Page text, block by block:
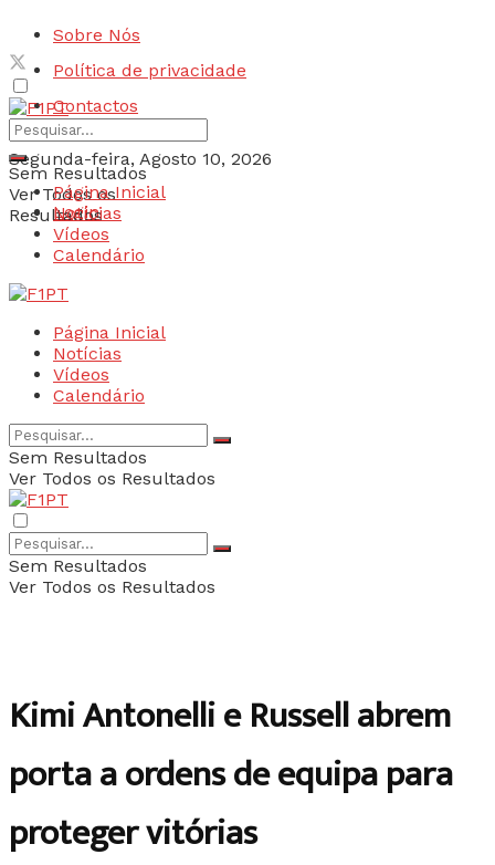
Sobre Nós
Política de privacidade
Contactos
Segunda-feira, Agosto 10, 2026
Login
Sem Resultados
Ver Todos os
Resultados
Página Inicial
Notícias
Vídeos
Calendário
Página Inicial
Notícias
Vídeos
Calendário
Sem Resultados
Ver Todos os Resultados
Sem Resultados
Ver Todos os Resultados
Kimi Antonelli e Russell abrem
porta a ordens de equipa para
proteger vitórias